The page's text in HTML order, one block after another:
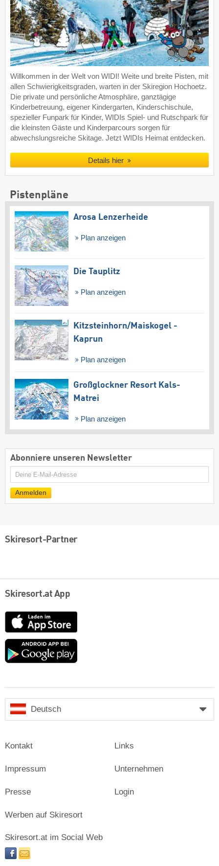
Willkommen in der Welt von WIDI! Weite und breite Pisten, mit
allen Schwierigkeitsgraden, warten in der Skiregion Hochoetz.
Die private und persönliche Atmosphäre, ganztägige
Kinderbetreuung, eigener Kindergarten, Kinderschischule,
spezieller Funpark für Kinder, WIDIs Spiel- und Rutschpark für
die kleinsten Gäste und Kinderparcours sorgen für
abwechslungsreiche Skitage. Jetzt WIDIs Heimat entdecken.
Details hier
Pistenpläne
Arosa Lenzerheide
Plan anzeigen
Die Tauplitz
Plan anzeigen
Kitzsteinhorn/​Maiskogel -
Kaprun
Plan anzeigen
Großglockner Resort Kals-
Matrei
Plan anzeigen
Abonniere unseren Newsletter
E-
Anmelden
Skiresort-Partner
Skiresort.at App
App
Store
Google
Deutsch
Kontakt
Impressum
Presse
Links
Unternehmen
Login
Werben auf Skiresort
Skiresort.at im Social Web
facebooknewsletter